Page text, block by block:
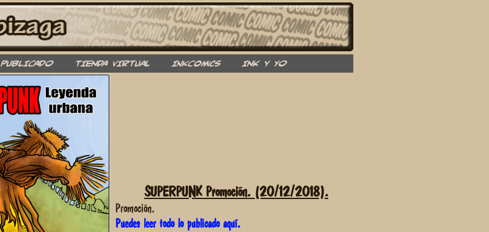
PUBLICADO TIENDA VIRTUAL InkComics INK y YO
SUPERPUNK Promoción. (20/12/2018).
Promoción.
Puedes leer todo lo publicado aquí.